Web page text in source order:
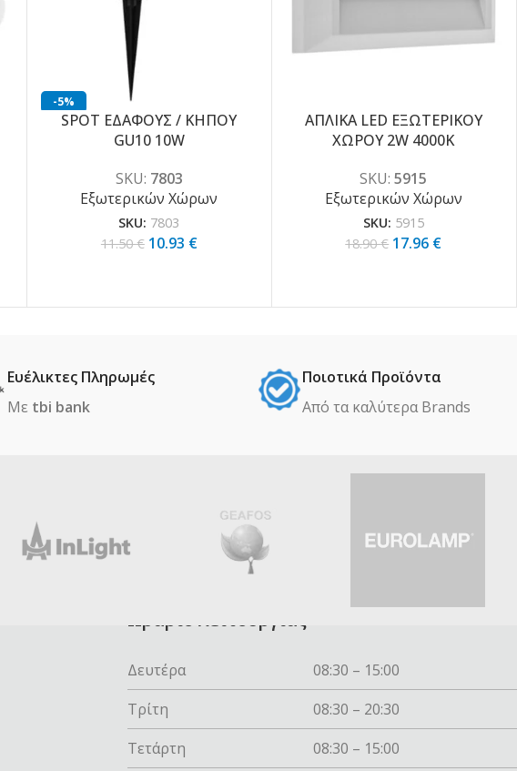
-5%
SPOT ΕΔΑΦΟΥΣ / ΚΗΠΟΥ
GU10 10W
SKU: 7803
Εξωτερικών Χώρων
SKU: 7803
11.50€ 10.93 €
-5%
ΑΠΛΙΚΑ LED ΕΞΩΤΕΡΙΚΟΥ
ΧΩΡΟΥ 2W 4000K
SKU:5915
Εξωτερικών Χώρων
SKU: 5915
18.90€ 17.96 €
Ευέλικτες Πληρωμές
Με tbi bank
Ποιοτικά Προϊόντα
Από τα καλύτερα Βrands
Ωράριο λειτουργίας
Δευτέρα
08:30 – 15:00
Τρίτη
08:30 – 20:30
Τετάρτη
08:30 – 15:00